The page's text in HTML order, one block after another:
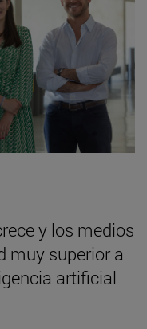
y los medios
muy superior a
artificial